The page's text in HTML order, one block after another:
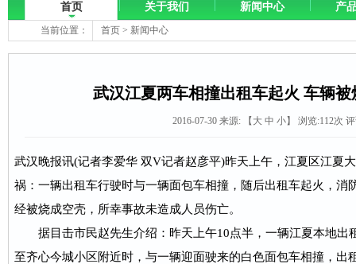
首页 关于我们 新闻中心 产
当前位置： 首页 > 新闻中心
武汉江夏两车相撞出租车起火 车辆
2016-07-30 来源: 【 大 中 小】 浏览:112次
武汉晚报讯(记者李爱华 双V记者赵彦平)昨天上午，江夏区江夏
祸：一辆出租车行驶时与一辆面包车相撞，随后出租车起火，消
经被烧成空壳，所幸事故未造成人员伤亡。
据目击市民赵先生介绍：昨天上午10点半，一辆江夏本地出
至齐心今城小区附近时，与一辆迎面驶来的白色面包车相撞，出